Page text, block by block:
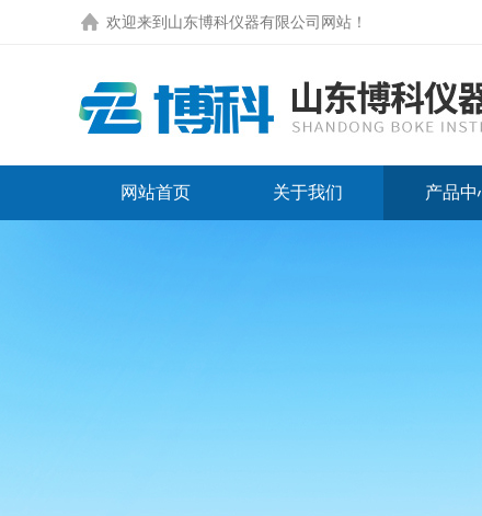
欢迎来到 山东博科仪器有限公司网站 ！
网站首页 关于我们 产品中